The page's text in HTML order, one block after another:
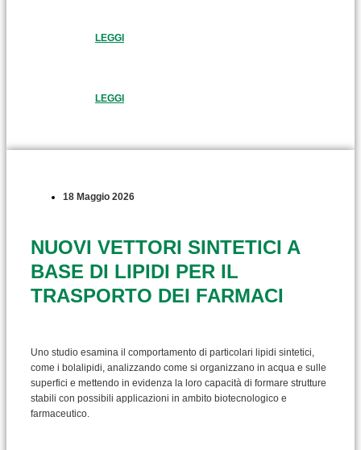
LEGGI
LEGGI
18 Maggio 2026
NUOVI VETTORI SINTETICI A
BASE DI LIPIDI PER IL
TRASPORTO DEI FARMACI
Uno studio esamina il comportamento di particolari lipidi sintetici,
come i bolalipidi, analizzando come si organizzano in acqua e sulle
superfici e mettendo in evidenza la loro capacità di formare strutture
stabili con possibili applicazioni in ambito biotecnologico e
farmaceutico.